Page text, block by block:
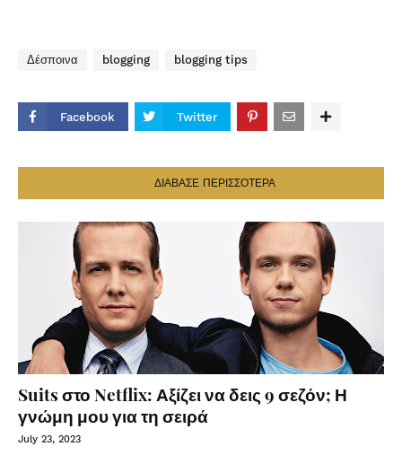
Δέσποινα blogging blogging tips
Facebook Twitter
ΔΙΑΒΑΣΕ ΠΕΡΙΣΣΟΤΕΡΑ
Suits στο Netflix: Αξίζει να δεις 9 σεζόν; Η
γνώμη μου για τη σειρά
July 23, 2023